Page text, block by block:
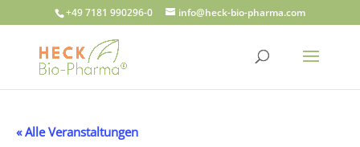
+49 7181 990296-0 info@heck-bio-pharma.com
« Alle Veranstaltungen